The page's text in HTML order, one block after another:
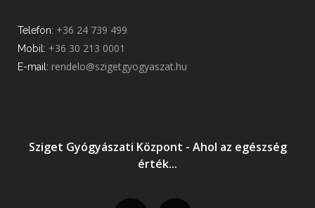
Telefon: +36 24 739 499
Mobil: +36 30 213 0001
E-mail: rendelo@szigetgyogyaszat.hu
Sziget Gyógyászati Központ - Ahol az egészség
érték...